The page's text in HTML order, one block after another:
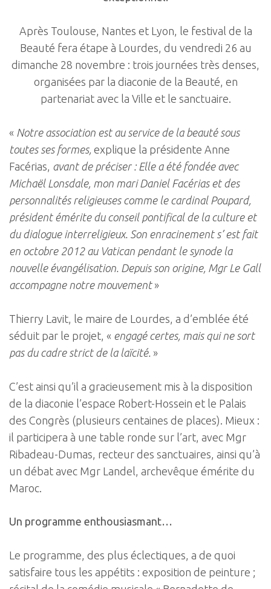
Après Toulouse, Nantes et Lyon, le festival de la
Beauté fera étape à Lourdes, du vendredi 26 au
dimanche 28 novembre : trois journées très denses,
organisées par la diaconie de la Beauté, en
partenariat avec la Ville et le sanctuaire.
« Notre association est au service de la beauté sous
toutes ses formes, explique la présidente Anne
Facérias, avant de préciser : Elle a été fondée avec
Michaël Lonsdale, mon mari Daniel Facérias et des
personnalités religieuses comme le cardinal Poupard,
président émérite du conseil pontifical de la culture et
du dialogue interreligieux. Son enracinement s’ est fait
en octobre 2012 au Vatican pendant le synode la
nouvelle évangélisation. Depuis son origine, Mgr Le Gall
accompagne notre mouvement »
Thierry Lavit, le maire de Lourdes, a d’emblée été
séduit par le projet, « engagé certes, mais qui ne sort
pas du cadre strict de la laïcité. »
C’est ainsi qu’il a gracieusement mis à la disposition
de la diaconie l’espace Robert-Hossein et le Palais
des Congrès (plusieurs centaines de places). Mieux :
il participera à une table ronde sur l’art, avec Mgr
Ribadeau-Dumas, recteur des sanctuaires, ainsi qu’à
un débat avec Mgr Landel, archevêque émérite du
Maroc.
Un programme enthousiasmant…
Le programme, des plus éclectiques, a de quoi
satisfaire tous les appétits : exposition de peinture ;